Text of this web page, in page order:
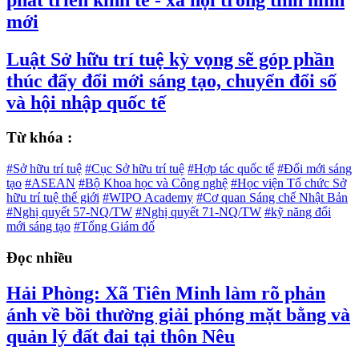
mới
Luật Sở hữu trí tuệ kỳ vọng sẽ góp phần
thúc đẩy đổi mới sáng tạo, chuyển đổi số
và hội nhập quốc tế
Từ khóa :
#Sở hữu trí tuệ #Cục Sở hữu trí tuệ #Hợp tác quốc tế #Đổi mới sáng
tạo #ASEAN #Bộ Khoa học và Công nghệ #Học viện Tổ chức Sở
hữu trí tuệ thế giới #WIPO Academy #Cơ quan Sáng chế Nhật Bản
#Nghị quyết 57-NQ/TW #Nghị quyết 71-NQ/TW #kỹ năng đổi
mới sáng tạo #Tổng Giám đố
Đọc nhiều
Hải Phòng: Xã Tiên Minh làm rõ phản
ánh về bồi thường giải phóng mặt bằng và
quản lý đất đai tại thôn Nêu